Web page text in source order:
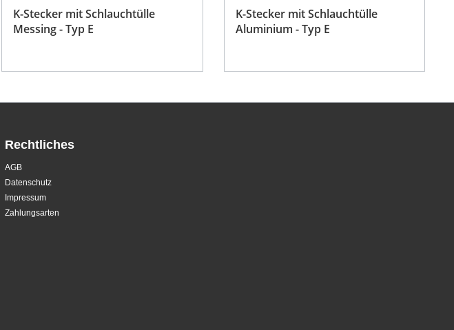
K-Stecker mit Schlauchtülle
Messing - Typ E
K-Stecker mit Schlauchtülle
Aluminium - Typ E
Rechtliches
AGB
Datenschutz
Impressum
Zahlungsarten